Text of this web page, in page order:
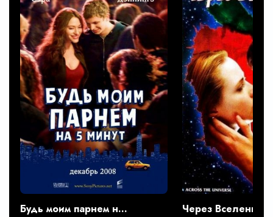
Будь моим парнем на пять минут Через Вселенную